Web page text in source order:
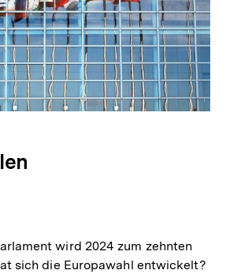
wird 2024 zum zehnten
sich die Europawahl entwickelt?